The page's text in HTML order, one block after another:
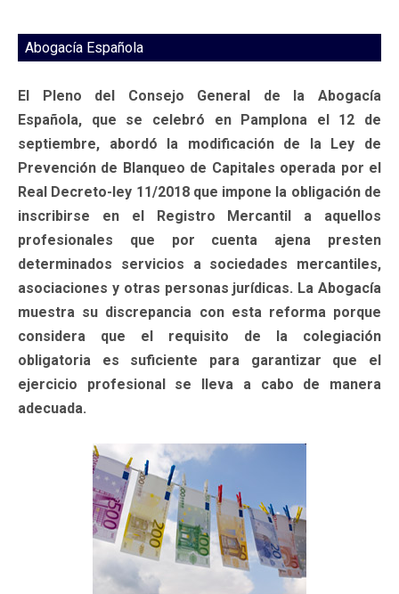
Abogacía Española
El Pleno del Consejo General de la Abogacía
Española, que se celebró en Pamplona el 12 de
septiembre, abordó la modificación de la Ley de
Prevención de Blanqueo de Capitales operada por el
Real Decreto-ley 11/2018 que impone la obligación de
inscribirse en el Registro Mercantil a aquellos
profesionales que por cuenta ajena presten
determinados servicios a sociedades mercantiles,
asociaciones y otras personas jurídicas. La Abogacía
muestra su discrepancia con esta reforma porque
considera que el requisito de la colegiación
obligatoria es suficiente para garantizar que el
ejercicio profesional se lleva a cabo de manera
adecuada.